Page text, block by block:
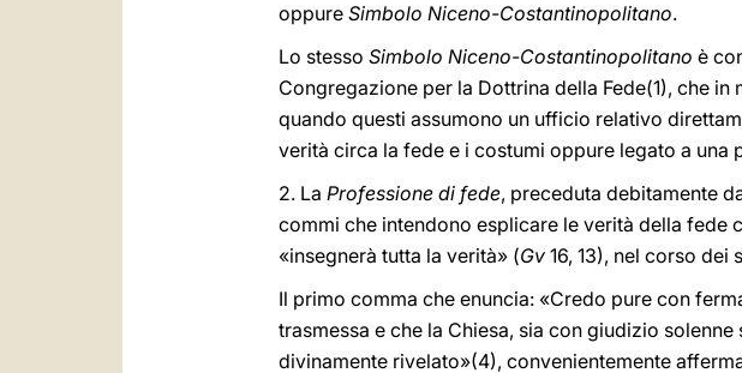
oppure Simbolo Niceno-Costantinopolitano.
Lo stesso Simbolo Niceno-Costantinopolitano è
Congregazione per la Dottrina della Fede(1), che
quando questi assumono un ufficio relativo
verità circa la fede e i costumi oppure legato a
2. La Professione di fede, preceduta debitamente
commi che intendono esplicare le verità della fede
«insegnerà tutta la verità» (Gv 16, 13), nel corso
Il primo comma che enuncia: «Credo pure con
trasmessa e che la Chiesa, sia con giudizio
divinamente rivelato»(4), convenientemente